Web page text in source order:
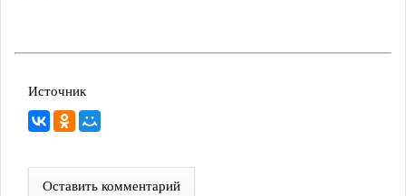
Источник
Оставить комментарий